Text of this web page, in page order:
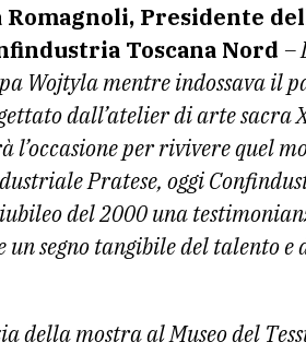
Presidente
Toscana Nord –
Wojtyla mentre indossava il
dall’atelier di arte sacra
per rivivere quel
Pratese, oggi
del 2000 una
un segno tangibile del talento
della mostra al Museo del